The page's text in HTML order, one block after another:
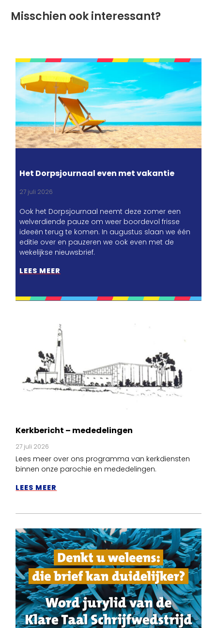
Misschien ook interessant?
Het Dorpsjournaal even met vakantie
27 juli 2026
Ook het Dorpsjournaal neemt deze zomer een
welverdiende pauze om weer boordevol frisse
ideeën terug te komen. In augustus slaan we één
editie over en pauzeren we ook even met de
wekelijkse nieuwsbrief.
LEES MEER
Kerkbericht – mededelingen
27 juli 2026
Lees meer over ons programma van kerkdiensten
binnen onze parochie en mededelingen.
LEES MEER